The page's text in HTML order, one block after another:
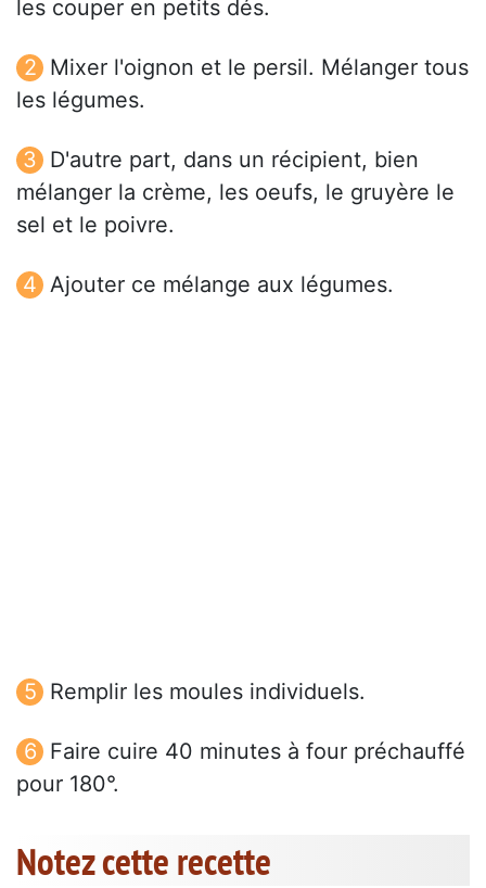
les couper en petits dés.
Mixer l'oignon et le persil. Mélanger tous
les légumes.
D'autre part, dans un récipient, bien
mélanger la crème, les oeufs, le gruyère le
sel et le poivre.
Ajouter ce mélange aux légumes.
Remplir les moules individuels.
Faire cuire 40 minutes à four préchauffé
pour 180°.
Notez cette recette